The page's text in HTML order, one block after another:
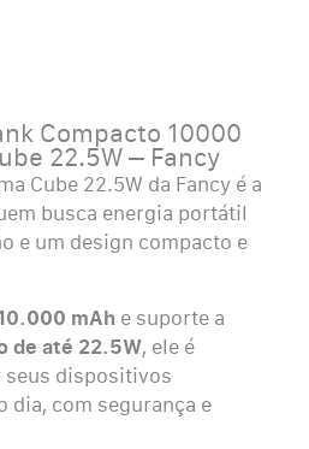
Compacto 10000
22.5W – Fancy
Cube 22.5W da Fancy é a
busca energia portátil
e um design compacto e
mAh e suporte a
de até 22.5W, ele é
seus dispositivos
dia, com segurança e